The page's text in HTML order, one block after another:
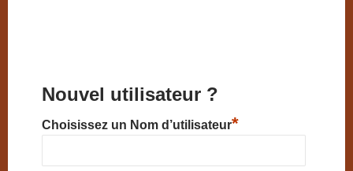
Nouvel utilisateur ?
Choisissez un Nom d’utilisateur*